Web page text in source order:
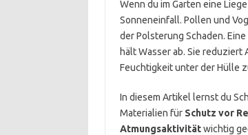
Wenn du im Garten eine
Sonneneinfall. Pollen und
der Polsterung Schaden.
hält Wasser ab. Sie reduziert
Feuchtigkeit unter der Hülle
In diesem Artikel lernst du
Materialien für Schutz vor
Atmungsaktivitätwichtig